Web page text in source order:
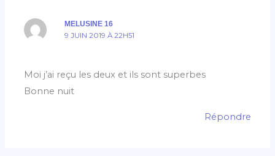
MELUSINE 16
9 JUIN 2019 À 22H51
Moi j’ai reçu les deux et ils sont superbes
Bonne nuit
Répondre